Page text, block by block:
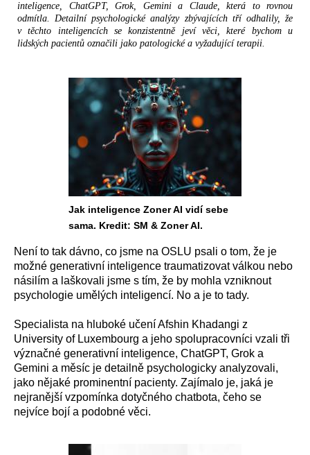
inteligence, ChatGPT, Grok, Gemini a Claude, která to rovnou
odmítla. Detailní psychologické analýzy zbývajících tří odhalily, že
v těchto inteligencích se konzistentně jeví věci, které bychom u
lidských pacientů označili jako patologické a vyžadující terapii.
Jak inteligence Zoner AI vidí sebe
sama. Kredit: SM & Zoner AI.
Není to tak dávno, co jsme na OSLU psali o tom, že je
možné generativní inteligence traumatizovat válkou nebo
násilím a laškovali jsme s tím, že by mohla vzniknout
psychologie umělých inteligencí. No a je to tady.
Specialista na hluboké učení Afshin Khadangi z
University of Luxembourg a jeho spolupracovníci vzali tři
význačné generativní inteligence, ChatGPT, Grok a
Gemini a měsíc je detailně psychologicky analyzovali,
jako nějaké prominentní pacienty. Zajímalo je, jaká je
nejranější vzpomínka dotyčného chatbota, čeho se
nejvíce bojí a podobné věci.